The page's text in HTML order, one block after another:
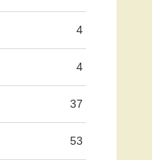
4
4
37
53